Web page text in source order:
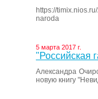
https://
naroda
5 марта 2017 г.
"Российская
Александра
новую книгу